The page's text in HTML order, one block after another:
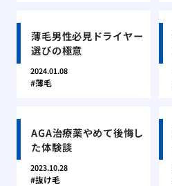
薄毛男性必見ドライヤー
選びの極意
2024.01.08
薄毛
AGA治療薬やめて後悔し
た体験談
2023.10.28
抜け毛